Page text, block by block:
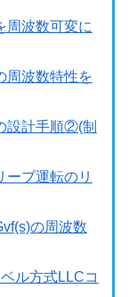
周波数可変に
周波数特性を
設計手順②(制
ーブ運転のリ
の周波数
ル方式LLCコ